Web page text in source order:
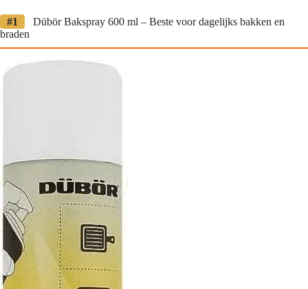
#1
Dübör Bakspray 600 ml – Beste voor dagelijks bakken en
braden